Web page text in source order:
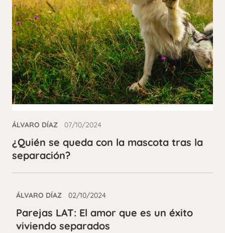
ÁLVARO DÍAZ 07/10/2024
¿Quién se queda con la mascota tras la
separación?
ÁLVARO DÍAZ 02/10/2024
Parejas LAT: El amor que es un éxito
viviendo separados